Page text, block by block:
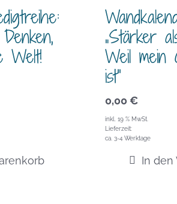
Welt!
„Stärker
Weil
ist“
0,00 €
inkl. 19 % MwSt.
Lieferzeit:
ca. 3-4 Werktage
In den